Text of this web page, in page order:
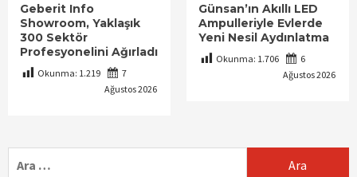
Geberit Info
Showroom, Yaklaşık
300 Sektör
Profesyonelini Ağırladı
Okunma: 1.219
7
Ağustos 2026
Günsan’ın Akıllı LED
Ampulleriyle Evlerde
Yeni Nesil Aydınlatma
Okunma: 1.706
6
Ağustos 2026